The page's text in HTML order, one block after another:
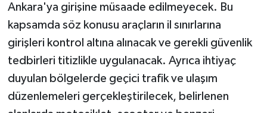
Ankara'ya girişine müsaade edilmeyecek. Bu
kapsamda söz konusu araçların il sınırlarına
girişleri kontrol altına alınacak ve gerekli güvenlik
tedbirleri titizlikle uygulanacak. Ayrıca ihtiyaç
duyulan bölgelerde geçici trafik ve ulaşım
düzenlemeleri gerçekleştirilecek, belirlenen